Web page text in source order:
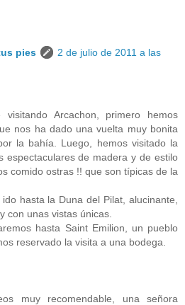
pies
2 de julio de 2011 a las
visitando Arcachon, primero hemos
nos ha dado una vuelta muy bonita
la bahía. Luego, hemos visitado la
espectaculares de madera y de estilo
comido ostras !! que son típicas de la
hasta la Duna del Pilat, alucinante,
con unas vistas únicas.
hasta Saint Emilion, un pueblo
reservado la visita a una bodega.
muy recomendable, una señora